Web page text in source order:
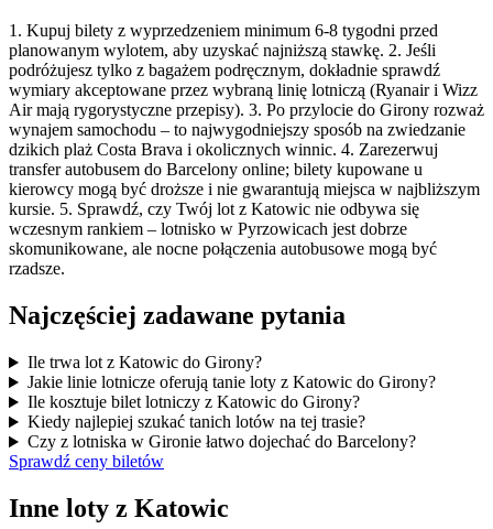
1. Kupuj bilety z wyprzedzeniem minimum 6-8 tygodni przed
planowanym wylotem, aby uzyskać najniższą stawkę. 2. Jeśli
podróżujesz tylko z bagażem podręcznym, dokładnie sprawdź
wymiary akceptowane przez wybraną linię lotniczą (Ryanair i Wizz
Air mają rygorystyczne przepisy). 3. Po przylocie do Girony rozważ
wynajem samochodu – to najwygodniejszy sposób na zwiedzanie
dzikich plaż Costa Brava i okolicznych winnic. 4. Zarezerwuj
transfer autobusem do Barcelony online; bilety kupowane u
kierowcy mogą być droższe i nie gwarantują miejsca w najbliższym
kursie. 5. Sprawdź, czy Twój lot z Katowic nie odbywa się
wczesnym rankiem – lotnisko w Pyrzowicach jest dobrze
skomunikowane, ale nocne połączenia autobusowe mogą być
rzadsze.
Najczęściej zadawane pytania
Ile trwa lot z Katowic do Girony?
Jakie linie lotnicze oferują tanie loty z Katowic do Girony?
Ile kosztuje bilet lotniczy z Katowic do Girony?
Kiedy najlepiej szukać tanich lotów na tej trasie?
Czy z lotniska w Gironie łatwo dojechać do Barcelony?
Sprawdź ceny biletów
Inne loty z Katowic